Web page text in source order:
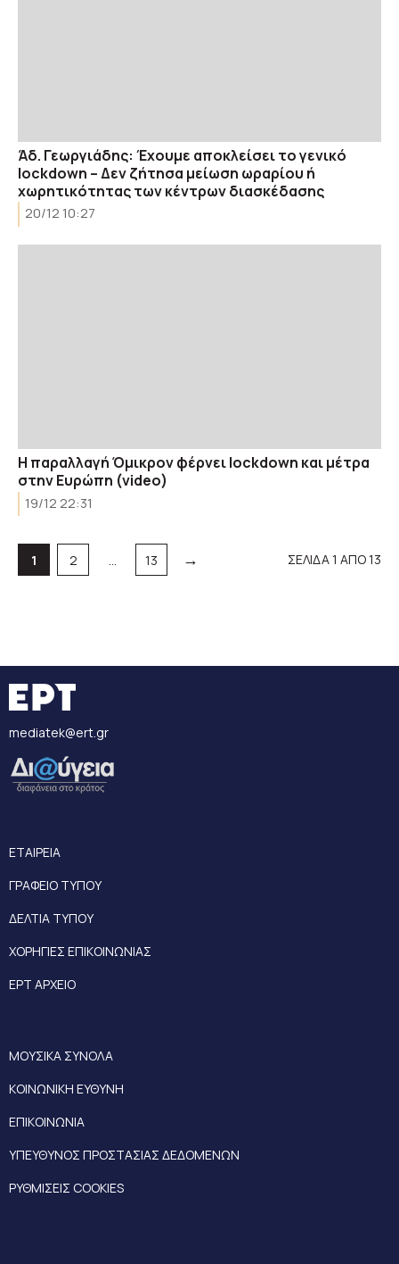
Άδ. Γεωργιάδης: Έχουμε αποκλείσει το γενικό
lockdown – Δεν ζήτησα μείωση ωραρίου ή
χωρητικότητας των κέντρων διασκέδασης
20/12 10:27
Η παραλλαγή Όμικρον φέρνει lockdown και μέτρα
στην Ευρώπη (video)
19/12 22:31
Σελίδα
1 Σελίδα
2 … Σελίδα
13 → ΣΕΛΙΔΑ 1 ΑΠΟ 13
mediatek@ert.gr
ΕΤΑΙΡΕΙΑ
ΓΡΑΦΕΙΟ ΤΥΠΟΥ
ΔΕΛΤΙΑ ΤΥΠΟΥ
ΧΟΡΗΓΙΕΣ ΕΠΙΚΟΙΝΩΝΙΑΣ
ΕΡΤ ΑΡΧΕΙΟ
ΜΟΥΣΙΚΑ ΣΥΝΟΛΑ
ΚΟΙΝΩΝΙΚΗ ΕΥΘΥΝΗ
ΕΠΙΚΟΙΝΩΝΙΑ
ΥΠΕΥΘΥΝΟΣ ΠΡΟΣΤΑΣΙΑΣ ΔΕΔΟΜΕΝΩΝ
ΡΥΘΜΙΣΕΙΣ COOKIES